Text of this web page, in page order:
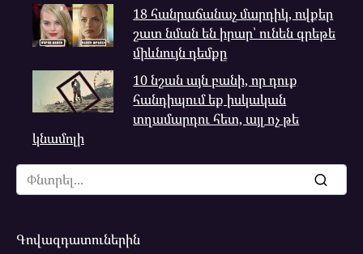
18 հանրաճանաչ մարդիկ, ովքեր
շատ նման են իրար՝ ունեն գրեթե
միևնույն դեմքը
10 նշան այն բանի, որ դուք
հանդիպում եք իսկական
տղամարդու հետ, այլ ոչ թե
կնամոլի
Search
for:
Գովազդատուներին